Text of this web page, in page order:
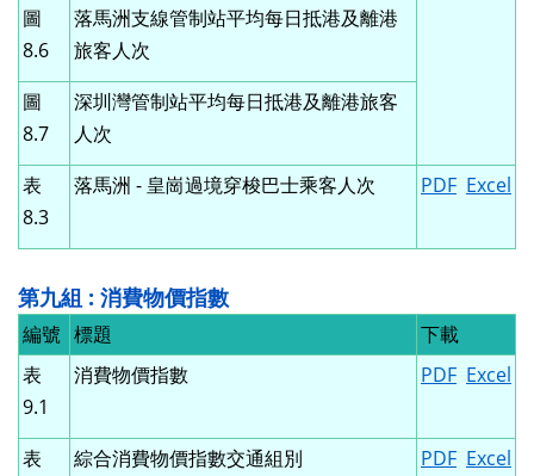
圖
8.6
落馬洲支線管制站平均每日抵港及離港
旅客人次
圖
8.7
深圳灣管制站平均每日抵港及離港旅客
人次
表
8.3
落馬洲 - 皇崗過境穿梭巴士乘客人次 PDF Excel
第九組 : 消費物價指數
編號 標題
下載
表
9.1
消費物價指數 PDF Excel
表
綜合消費物價指數交通組別 PDF Excel